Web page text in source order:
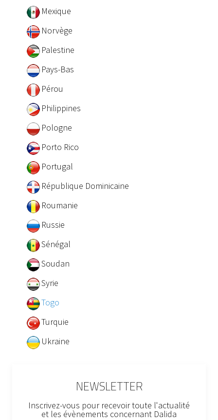
Mexique
Norvège
Palestine
Pays-Bas
Pérou
Philippines
Pologne
Porto Rico
Portugal
République Dominicaine
Roumanie
Russie
Sénégal
Soudan
Syrie
Togo
Turquie
Ukraine
NEWSLETTER
Inscrivez-vous pour recevoir toute l'actualité
et les évènements concernant Dalida